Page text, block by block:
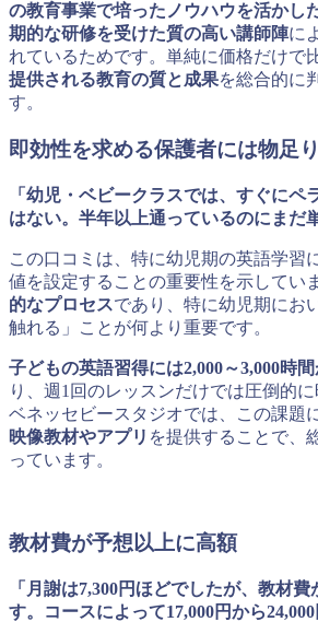
の教育事業で培ったノウハウを活かし
期的な研修を受けた質の高い講師陣に
れているためです。単純に価格だけで
提供される教育の質と成果を総合的に
す。
即効性を求める保護者には物足
「幼児・ベビークラスでは、すぐにペ
はない。半年以上通っているのにまだ
この口コミは、特に幼児期の英語学習
値を設定することの重要性を示してい
的なプロセスであり、特に幼児期にお
触れる」ことが何より重要です。
子どもの英語習得には2,000～3,000時
り、週1回のレッスンだけでは圧倒的に
ベネッセビースタジオでは、この課題
映像教材やアプリ を提供することで、
っています。
教材費が予想以上に高額
「月謝は7,300円ほどでしたが、教材
す。コースによって17,000円から